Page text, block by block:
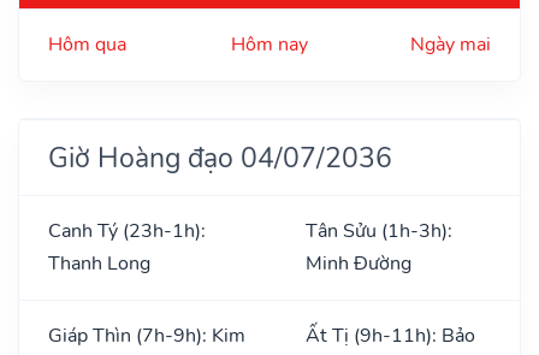
Hôm qua Hôm nay Ngày mai
Giờ Hoàng đạo 04/07/2036
Canh Tý (23h-1h):
Thanh Long
Tân Sửu (1h-3h):
Minh Đường
Giáp Thìn (7h-9h): Kim
Ất Tị (9h-11h): Bảo